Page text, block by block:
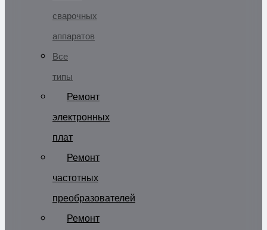
сварочных
аппаратов
Все
типы
Ремонт
электронных
плат
Ремонт
частотных
преобразователей
Ремонт